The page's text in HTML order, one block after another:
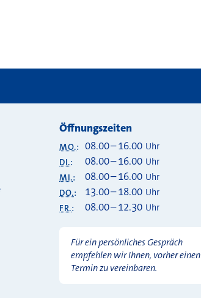
Öffnungszeiten
MO.: 08.00–16.00 Uhr
DI.: 08.00–16.00 Uhr
MI.: 08.00–16.00 Uhr
DO.: 13.00–18.00 Uhr
FR.: 08.00–12.30 Uhr
Für ein persönliches Gespräch
empfehlen wir Ihnen, vorher einen
Termin zu vereinbaren.